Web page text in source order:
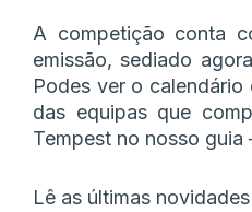
A competição conta
emissão, sediado
Podes ver o
das equipas que
Tempest no nosso guia
Lê as últimas